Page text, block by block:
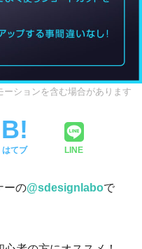
ーションを含む場合があります
はてブ LINE
ーの@sdesignlaboで